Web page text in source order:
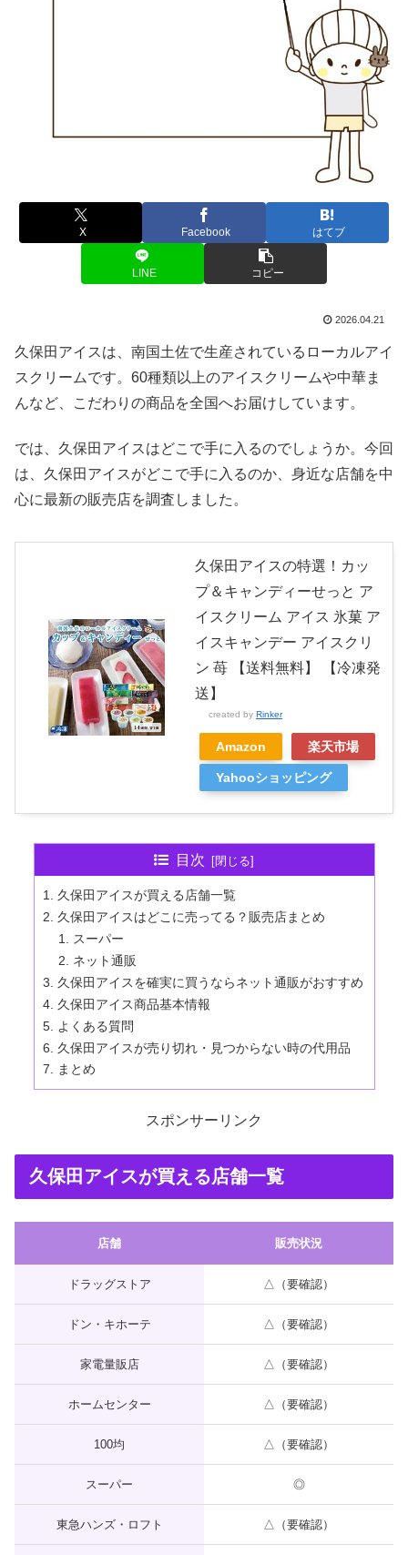
X Facebook はてブ
LINE コピー
2026.04.21
久保田アイスは、南国土佐で生産されているローカルアイ
スクリームです。60種類以上のアイスクリームや中華ま
んなど、こだわりの商品を全国へお届けしています。
では、久保田アイスはどこで手に入るのでしょうか。今回
は、久保田アイスがどこで手に入るのか、身近な店舗を中
心に最新の販売店を調査しました。
久保田アイスの特選！カッ
プ＆キャンディーせっと ア
イスクリーム アイス 氷菓 ア
イスキャンデー アイスクリ
ン 苺 【送料無料】 【冷凍発
送】
created by Rinker
Amazon 楽天市場
Yahooショッピング
目次
久保田アイスが買える店舗一覧
久保田アイスはどこに売ってる？販売店まとめ
スーパー
ネット通販
久保田アイスを確実に買うならネット通販がおすすめ
久保田アイス商品基本情報
よくある質問
久保田アイスが売り切れ・見つからない時の代用品
まとめ
スポンサーリンク
久保田アイスが買える店舗一覧
店舗 販売状況
ドラッグストア △（要確認）
ドン・キホーテ △（要確認）
家電量販店 △（要確認）
ホームセンター △（要確認）
100均 △（要確認）
スーパー ◎
東急ハンズ・ロフト △（要確認）